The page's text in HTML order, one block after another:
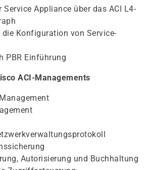
Service Appliance über das ACI L4-
Konfiguration von Service-
PBR Einführung
ACI-Managements
Autorisierung und Buchhaltung